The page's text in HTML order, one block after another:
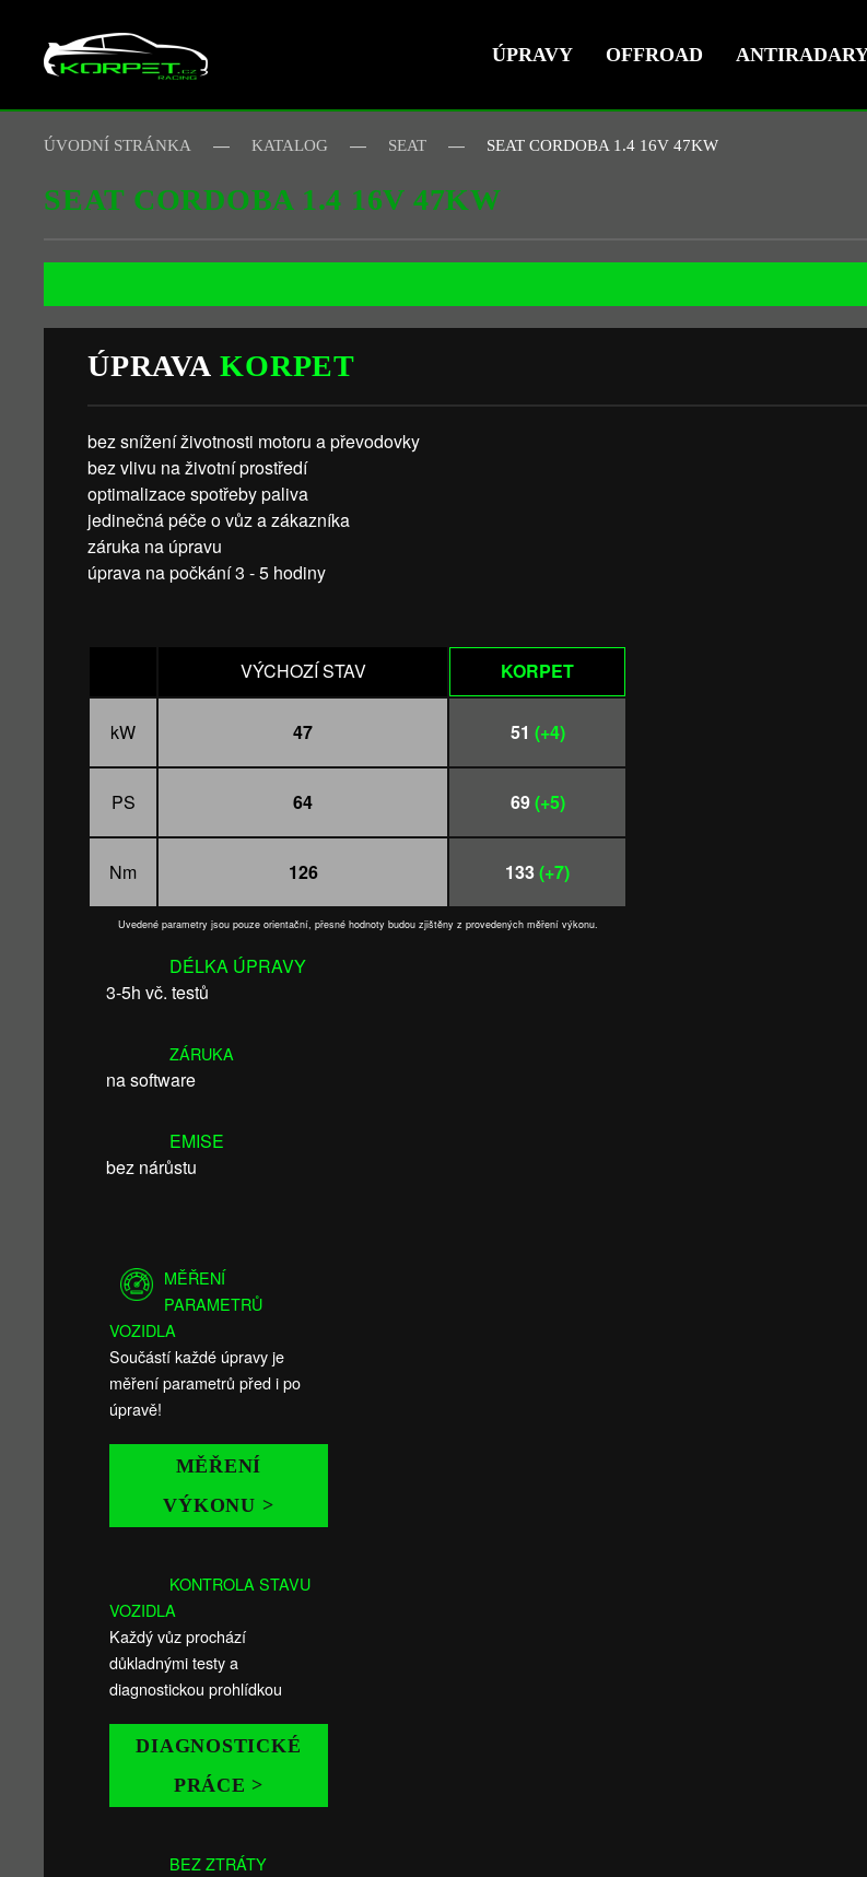
Skip to main content ÚPRAVY OFFROAD
ÚVODNÍ STRÁNKA KATALOG SEAT SEAT CORDOBA 1.4 16V 47KW
SEAT CORDOBA 1.4 16V 47KW
ÚPRAVAKORPET
bez snížení životnosti motoru a převodovky
bez vlivu na životní prostředí
optimalizace spotřeby paliva
jedinečná péče o vůz a zákazníka
záruka na úpravu
úprava na počkání 3 - 5 hodiny
VÝCHOZÍ STAV KORPET
kW 47 51 (+4)
PS 64 69(+5)
Nm 126 133(+7)
Uvedené parametry jsou pouze orientační, přesné hodnoty budou zjištěny z provedených měření výkonu.
DÉLKA ÚPRAVY
3-5h vč. testů
ZÁRUKA
na software
EMISE
bez nárůstu
MĚŘENÍ
PARAMETRŮ
VOZIDLA
Součástí každé úpravy je
měření parametrů před i po
úpravě!
MĚŘENÍ
VÝKONU >
KONTROLA STAVU
VOZIDLA
Každý vůz prochází
důkladnými testy a
diagnostickou prohlídkou
DIAGNOSTICKÉ
PRÁCE >
BEZ ZTRÁTY